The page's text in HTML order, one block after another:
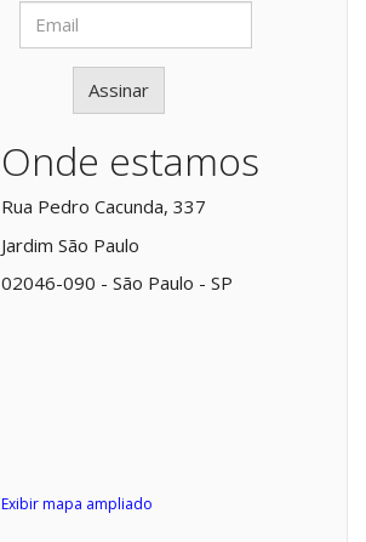
Assinar
Onde estamos
Rua Pedro Cacunda, 337
Jardim São Paulo
02046-090 - São Paulo - SP
Exibir mapa ampliado